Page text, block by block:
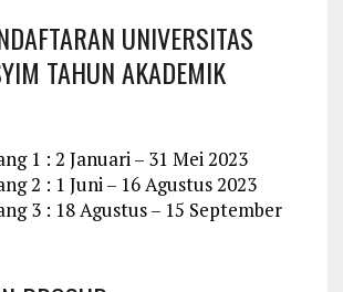
UNIVERSITAS
TAHUN AKADEMIK
1 : 2 Januari – 31 Mei 2023
2 : 1 Juni – 16 Agustus 2023
3 : 18 Agustus – 15 September